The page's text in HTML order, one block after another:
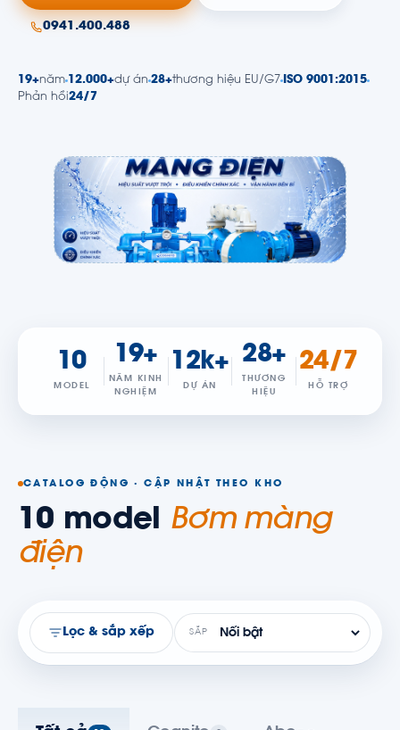
0941.400.488
19+năm 12.000+dự án 28+thương hiệu EU/G7
ISO 9001:2015
Phản hồi24/7
10
MODEL
19+
NĂM KINH
NGHIỆM
12k+
DỰ ÁN
28+
THƯƠNG
HIỆU
24/7
HỖ TRỢ
CATALOG ĐỘNG · CẬP NHẬT THEO KHO
10 model Bơm màng
điện
Lọc & sắp xếp SẮP